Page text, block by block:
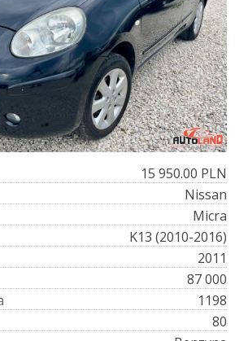
15 950.00 PLN
Nissan
Micra
K13 (2010-2016)
2011
87 000
1198
80